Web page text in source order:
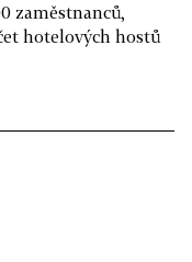
zaměstnanců,
hotelových hostů